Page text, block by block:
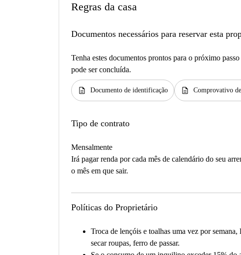
Regras da casa
Documentos necessários para reservar esta
Tenha estes documentos prontos para o próximo
pode ser concluída.
description Documento de identificação description Comprovativo
Tipo de contrato
Mensalmente
Irá pagar renda por cada mês de calendário do seu
o mês em que sair.
Políticas do Proprietário
Troca de lençóis e toalhas uma vez por
secar roupas, ferro de passar.